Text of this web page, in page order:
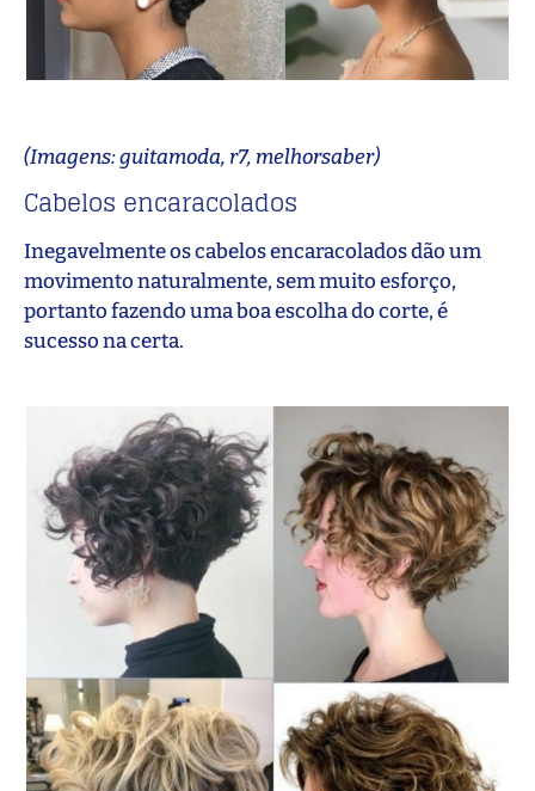
(Imagens: guitamoda, r7, melhorsaber)
Cabelos encaracolados
Inegavelmente os cabelos encaracolados dão um
movimento naturalmente, sem muito esforço,
portanto fazendo uma boa escolha do corte, é
sucesso na certa.